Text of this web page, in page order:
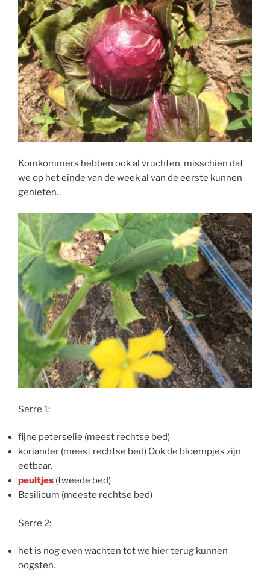
Komkommers hebben ook al vruchten, misschien dat
we op het einde van de week al van de eerste kunnen
genieten.
Serre 1:
fijne peterselie (meest rechtse bed)
koriander (meest rechtse bed) Ook de bloempjes zijn
eetbaar.
peultjes (tweede bed)
Basilicum (meeste rechtse bed)
Serre 2:
het is nog even wachten tot we hier terug kunnen
oogsten.